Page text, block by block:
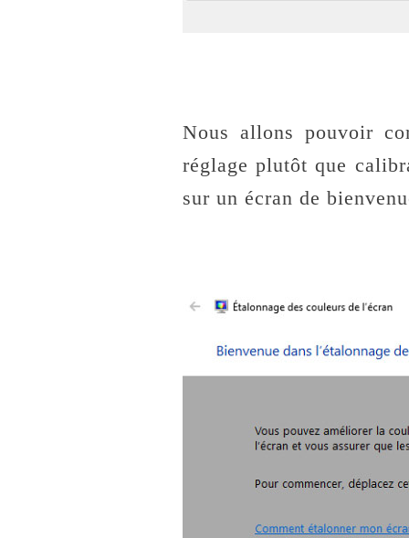
Nous allons pouvoir
réglage plutôt que
sur un écran de